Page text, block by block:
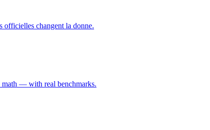
officielles changent la donne.
math — with real benchmarks.